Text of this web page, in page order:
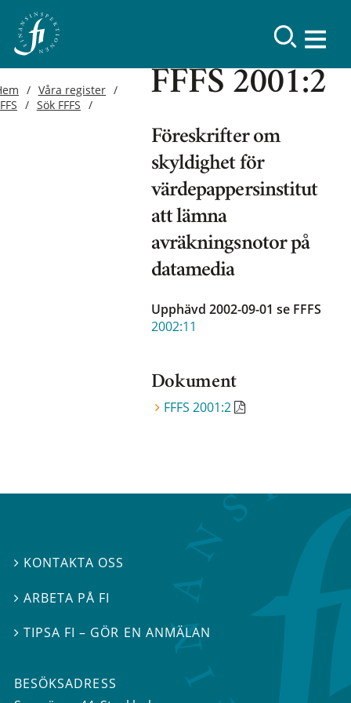
Våra register
Sök FFFS
FFFS 2001:2
Föreskrifter om
skyldighet för
värdepappersinstitut
att lämna
avräkningsnotor på
datamedia
Upphävd 2002-09-01 se FFFS
2002:11
Dokument
FFFS 2001:2
 KONTAKTA OSS
 ARBETA PÅ FI
TIPSA FI – GÖR EN ANMÄLAN
BESÖKSADRESS